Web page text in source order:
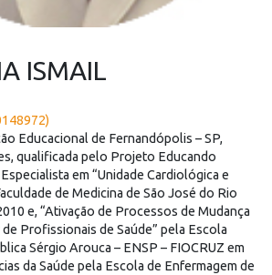
ISMAIL
Educacional de Fernandópolis – SP,
qualificada pelo Projeto Educando
em “Unidade Cardiológica e
de Medicina de São José do Rio
e, “Ativação de Processos de Mudança
Profissionais de Saúde” pela Escola
Sérgio Arouca – ENSP – FIOCRUZ em
da Saúde pela Escola de Enfermagem de